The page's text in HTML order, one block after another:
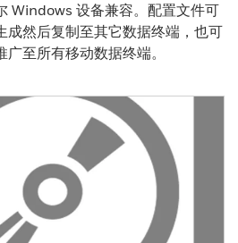
Windows 设备兼容。配置文件可
成然后复制至其它数据终端，也可
至所有移动数据终端。